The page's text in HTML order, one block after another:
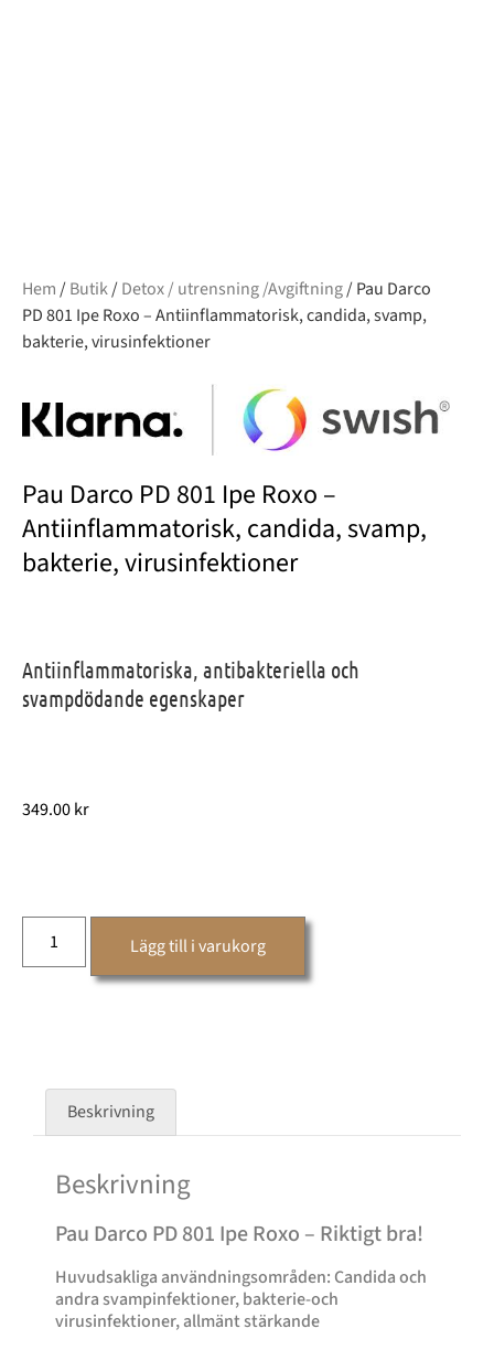
Hem/Butik/Detox / utrensning /Avgiftning/ Pau Darco
PD 801 Ipe Roxo – Antiinflammatorisk, candida, svamp,
bakterie, virusinfektioner
Pau Darco PD 801 Ipe Roxo –
Antiinflammatorisk, candida, svamp,
bakterie, virusinfektioner
Antiinflammatoriska, antibakteriella och
svampdödande egenskaper
349.00kr
Lägg till i varukorg
Beskrivning
Beskrivning
Pau Darco PD 801 Ipe Roxo – Riktigt bra!
Huvudsakliga användningsområden: Candida och
andra svampinfektioner, bakterie-och
virusinfektioner, allmänt stärkande